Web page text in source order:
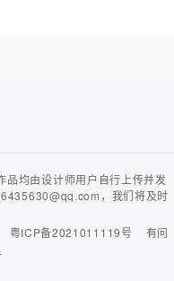
品均由设计师用户自行上传并发
，我们将及时
粤ICP备2021011119号
有问